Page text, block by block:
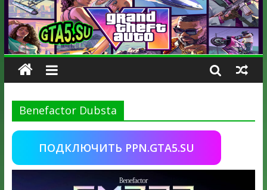
Benefactor Dubsta
ПОДКЛЮЧИТЬ PPN.GTA5.SU